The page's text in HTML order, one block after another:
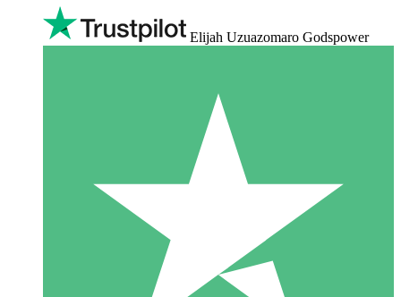
Elijah Uzuazomaro Godspower